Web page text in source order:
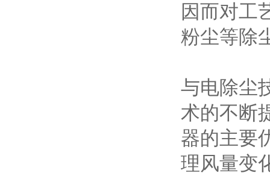
因而对工
粉尘等除
与电除尘
术的不断
器的主要
理风量变